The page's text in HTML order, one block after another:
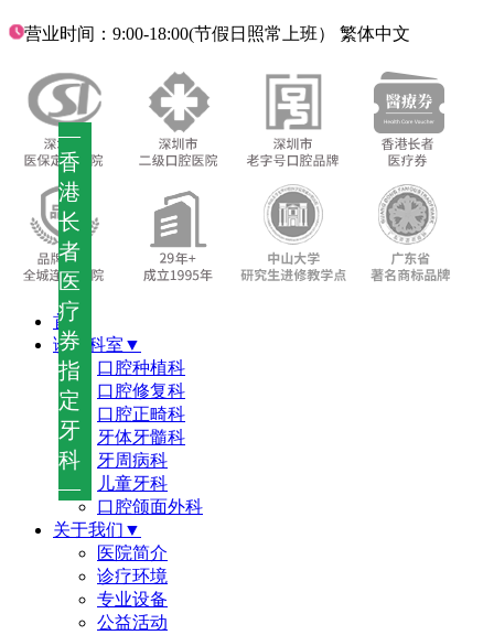
—
香
港
长
者
医
疗
券
指
定
牙
科
—
营业时间：9:00-18:00(节假日照常上班） 繁体中文
首页
诊疗科室▼
口腔种植科
口腔修复科
口腔正畸科
牙体牙髓科
牙周病科
儿童牙科
口腔颌面外科
关于我们▼
医院简介
诊疗环境
专业设备
公益活动